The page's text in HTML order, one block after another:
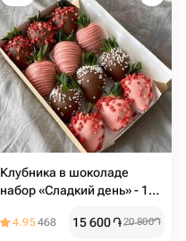
Клубника в шоколаде
набор «Сладкий день» - 12
4.95468 15 600֏20 800֏